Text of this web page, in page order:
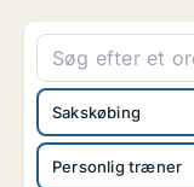
Personlig træner
Sakskøbing